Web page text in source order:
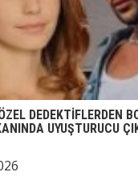
DEDEKTİFLERDEN
UYUŞTURUCU